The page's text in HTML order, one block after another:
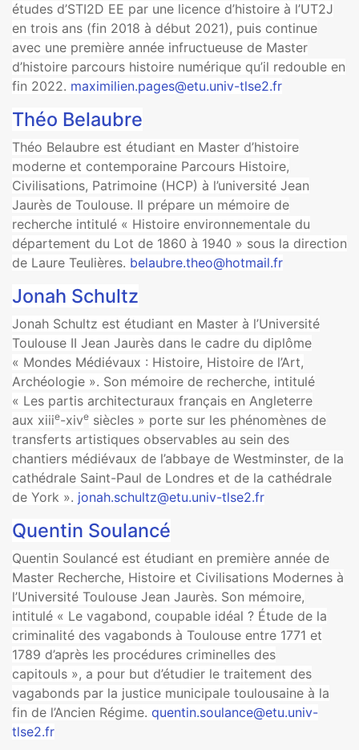
études d’STI2D EE par une licence d’histoire à l’UT2J
en trois ans (fin 2018 à début 2021), puis continue
avec une première année infructueuse de Master
d’histoire parcours histoire numérique qu’il redouble en
fin 2022. maximilien.pages@etu.univ-tlse2.fr
Théo Belaubre
Théo Belaubre est étudiant en Master d’histoire
moderne et contemporaine Parcours Histoire,
Civilisations, Patrimoine (HCP) à l’université Jean
Jaurès de Toulouse. Il prépare un mémoire de
recherche intitulé « Histoire environnementale du
département du Lot de 1860 à 1940 » sous la direction
de Laure Teulières. belaubre.theo@hotmail.fr
Jonah Schultz
Jonah Schultz est étudiant en Master à l’Université
Toulouse II Jean Jaurès dans le cadre du diplôme
« Mondes Médiévaux : Histoire, Histoire de l’Art,
Archéologie ». Son mémoire de recherche, intitulé
« Les partis architecturaux français en Angleterre
aux xiiie-xive siècles » porte sur les phénomènes de
transferts artistiques observables au sein des
chantiers médiévaux de l’abbaye de Westminster, de la
cathédrale Saint-Paul de Londres et de la cathédrale
de York ». jonah.schultz@etu.univ-tlse2.fr
Quentin Soulancé
Quentin Soulancé est étudiant en première année de
Master Recherche, Histoire et Civilisations Modernes à
l’Université Toulouse Jean Jaurès. Son mémoire,
intitulé « Le vagabond, coupable idéal ? Étude de la
criminalité des vagabonds à Toulouse entre 1771 et
1789 d’après les procédures criminelles des
capitouls », a pour but d’étudier le traitement des
vagabonds par la justice municipale toulousaine à la
fin de l’Ancien Régime. quentin.soulance@etu.univ-
tlse2.fr